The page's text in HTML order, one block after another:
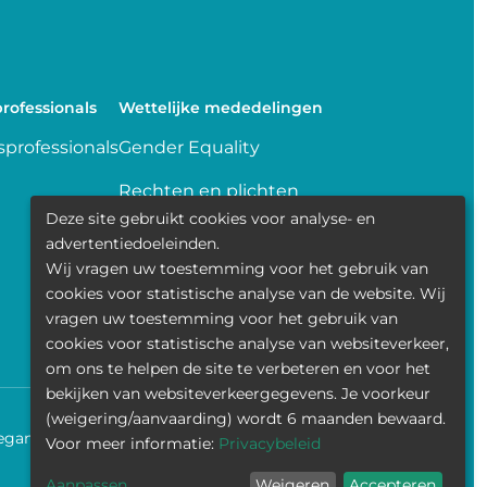
Wettelijke mededelingen
Gender Equality
Rechten en plichten
Delen van gegevens
Transparence
Politique de la vie privée
ContactCookiesWettelijke mededelingen
Deze site gebruikt cookies voor analyse- en
advertentiedoeleinden.
Wij vragen uw toestemming voor het gebruik van
cookies voor statistische analyse van de website. Wij
vragen uw toestemming voor het gebruik van
cookies voor statistische analyse van websiteverkeer,
om ons te helpen de site te verbeteren en voor het
bekijken van websiteverkeergegevens. Je voorkeur
(weigering/aanvaarding) wordt 6 maanden bewaard.
Voor meer informatie: Privacybeleid